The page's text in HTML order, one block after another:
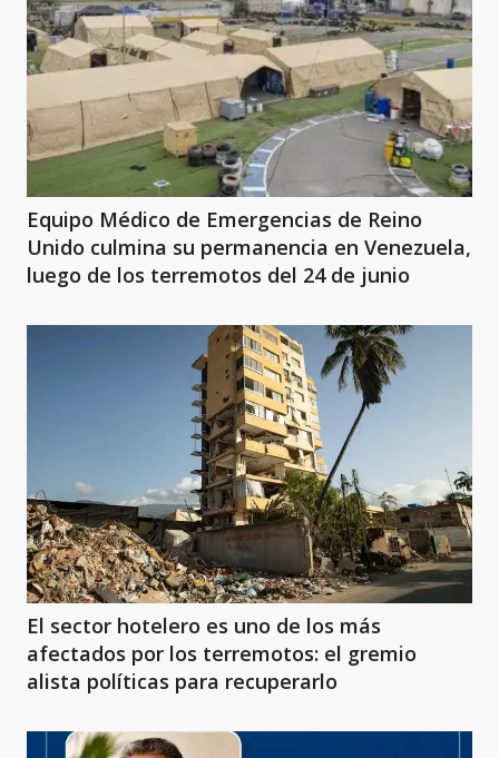
Equipo Médico de Emergencias de Reino
Unido culmina su permanencia en Venezuela,
luego de los terremotos del 24 de junio
El sector hotelero es uno de los más
afectados por los terremotos: el gremio
alista políticas para recuperarlo